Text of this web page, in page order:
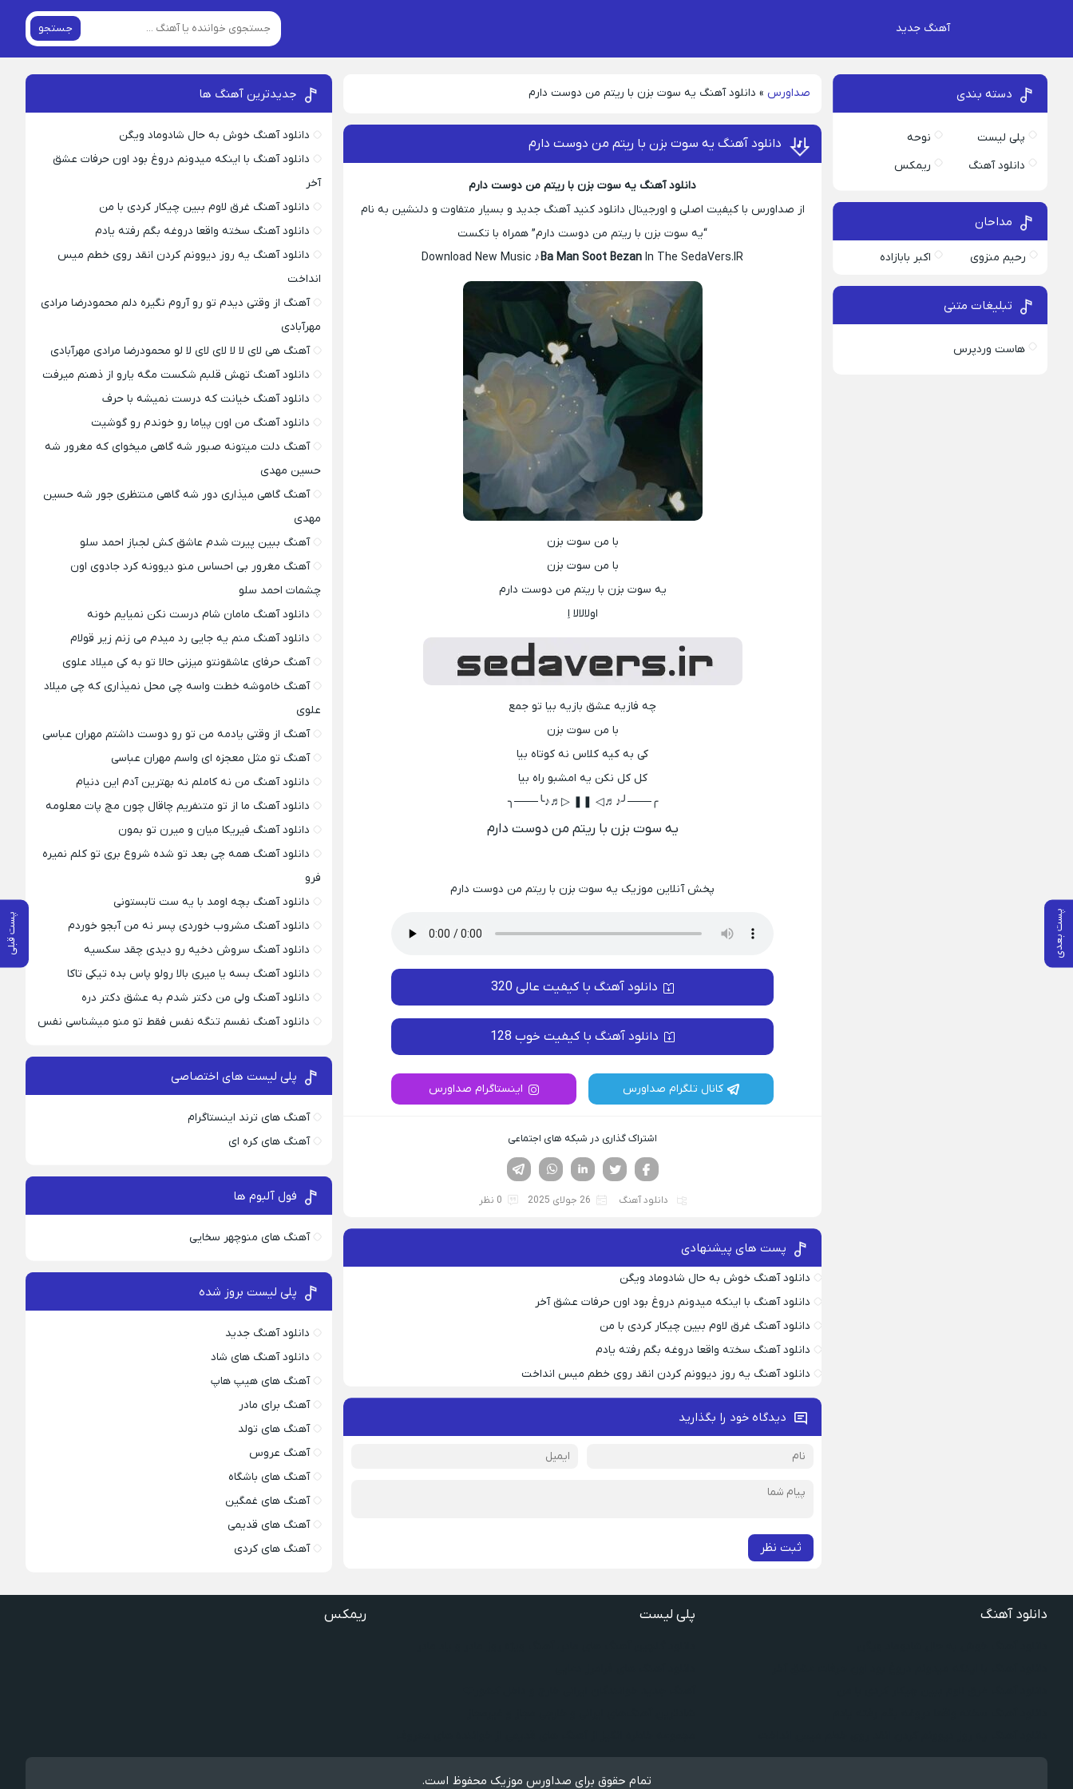
آهنگ جدید جستجو
صداورس » دانلود آهنگ یه سوت بزن با ریتم من دوست دارم
پست بعدی پست قبلی
دانلود آهنگ یه سوت بزن با ریتم من دوست دارم
دانلود آهنگ یه سوت بزن با ریتم من دوست دارم
از صداورس با کیفیت اصلی و اورجینال دانلود کنید آهنگ جدید و بسیار متفاوت و دلنشین به نام
“یه سوت بزن با ریتم من دوست دارم” همراه با تکست
Download New Music ♪Ba Man Soot Bezan In The SedaVers.IR
با من سوت بزن
با من سوت بزن
یه سوت بزن با ریتم من دوست دارم
اولالالا اِ
چه فازیه عشق بازیه بیا تو جمع
با من سوت بزن
کی به کیه کلاس نه کوتاه بیا
کل کل نکن یه امشبو راه بیا
╭───╯♪♬◁ ❚❚ ▷♬♪╰───╮
یه سوت بزن با ریتم من دوست دارم
پخش آنلاین موزیک یه سوت بزن با ریتم من دوست دارم
دانلود آهنگ با کیفیت عالی 320
دانلود آهنگ با کیفیت خوب 128
کانال تلگرام صداورس اینستاگرام صداورس
اشتراک گذاری در شبکه های اجتماعی
لینکدین تویتر
فیسوک
دانلود آهنگ 26 جولای 2025 0 نظر
پست های پیشنهادی
دانلود آهنگ خوش به حال شادوماد ویگن
دانلود آهنگ با اینکه میدونم دروغ بود اون حرفات عشق آخر
دانلود آهنگ غرق لاوم ببین چیکار کردی با من
دانلود آهنگ سخته واقعا دروغه بگم رفته یادم
دانلود آهنگ یه روز دیوونم کردن انقد روی خطم میس انداخت
دیدگاه خود را بگذارید
ثبت نظر
دسته بندی
پلی لیست
نوحه
دانلود آهنگ
ریمکس
مداحان
رحیم منزوی اکبر بابازاده
تبلیغات متنی
هاست وردپرس
جدیدترین آهنگ ها
دانلود آهنگ خوش به حال شادوماد ویگن
دانلود آهنگ با اینکه میدونم دروغ بود اون حرفات عشق
آخر
دانلود آهنگ غرق لاوم ببین چیکار کردی با من
دانلود آهنگ سخته واقعا دروغه بگم رفته یادم
دانلود آهنگ یه روز دیوونم کردن انقد روی خطم میس
انداخت
آهنگ از وقتی دیدم تو رو آروم نگیره دلم محمودرضا مرادی
مهرآبادی
آهنگ هی لای لا لا لای لای لا لو محمودرضا مرادی مهرآبادی
دانلود آهنگ تهش قلبم شکست مگه یارو از ذهنم میرفت
دانلود آهنگ خیانت که درست نمیشه با حرف
دانلود آهنگ من اون پیاما رو خوندم رو گوشیت
آهنگ دلت میتونه صبور شه گاهی میخوای که مغرور شه
حسین مهدی
آهنگ گاهی میذاری دور شه گاهی منتظری جور شه حسین
مهدی
آهنگ ببین پیرت شدم عاشق کش لجباز احمد سلو
آهنگ مغرور بی احساس منو دیوونه کرد جادوی اون
چشمات احمد سلو
دانلود آهنگ مامان شام درست نکن نمیایم خونه
دانلود آهنگ منم یه جایی رد میدم می زنم زیر قولام
آهنگ حرفای عاشقونتو میزنی حالا تو به کی میلاد علوی
آهنگ خاموشه خطت واسه چی محل نمیذاری که چی میلاد
علوی
آهنگ از وقتی یادمه من تو رو دوست داشتم مهران عباسی
آهنگ تو مثل معجزه ای واسم مهران عباسی
دانلود آهنگ من نه کاملم نه بهترین آدم این دنیام
دانلود آهنگ ما از تو متنفریم چاقال چون مچ پات معلومه
دانلود آهنگ فیریکا میان و میرن تو بمون
دانلود آهنگ همه چی بعد تو شده شروع بری تو کلم نمیره
فرو
دانلود آهنگ بچه اومد با یه ست تابستونی
دانلود آهنگ مشروب خوردی پسر نه من آبجو خوردم
دانلود آهنگ سروش دخیه رو دیدی چقد سکسیه
دانلود آهنگ بسه یا میری بالا رولو پاس بده تیکی تاکا
دانلود آهنگ ولی من دکتر شدم به عشق دکتر دره
دانلود آهنگ نفسم تنگه نفس فقط تو منو میشناسی نفس
پلی لیست های اختصاصی
آهنگ های ترند اینستاگرام
آهنگ های کره ای
فول آلبوم ها
آهنگ های منوچهر سخایی
پلی لیست بروز شده
دانلود آهنگ جدید
دانلود آهنگ های شاد
آهنگ های هیپ هاپ
آهنگ برای مادر
آهنگ های تولد
آهنگ عروس
آهنگ های باشگاه
آهنگ های غمگین
آهنگ های قدیمی
آهنگ های کردی
دانلود آهنگ پلی لیست ریمکس
تمام حقوق برای صداورس موزیک محفوظ است.